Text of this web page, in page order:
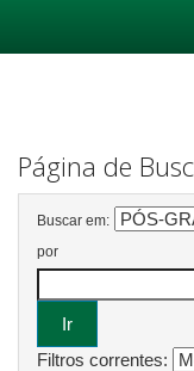
Página de
Buscar em:
por
Filtros correntes: